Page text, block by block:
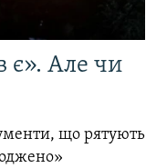
є». Але чи
що рятують